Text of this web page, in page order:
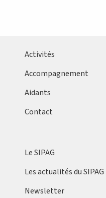
Activités
Accompagnement
Aidants
Contact
Le SIPAG
Les actualités du SIPAG
Newsletter